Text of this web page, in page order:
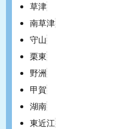
草津
南草津
守山
栗東
野洲
甲賀
湖南
東近江